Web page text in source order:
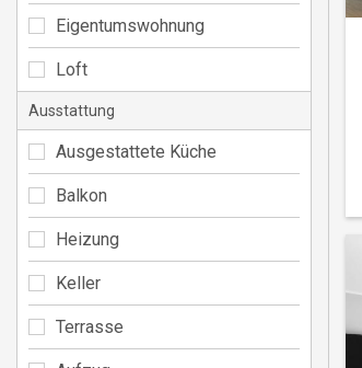
Eigentumswohnung
Loft
Ausstattung
Ausgestattete Küche
Balkon
Heizung
Keller
Terrasse